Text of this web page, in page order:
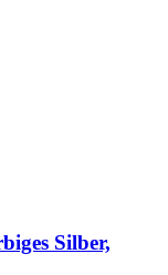
Silber,